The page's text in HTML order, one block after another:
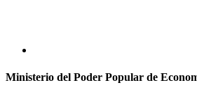
Ministerio del Poder Popular de